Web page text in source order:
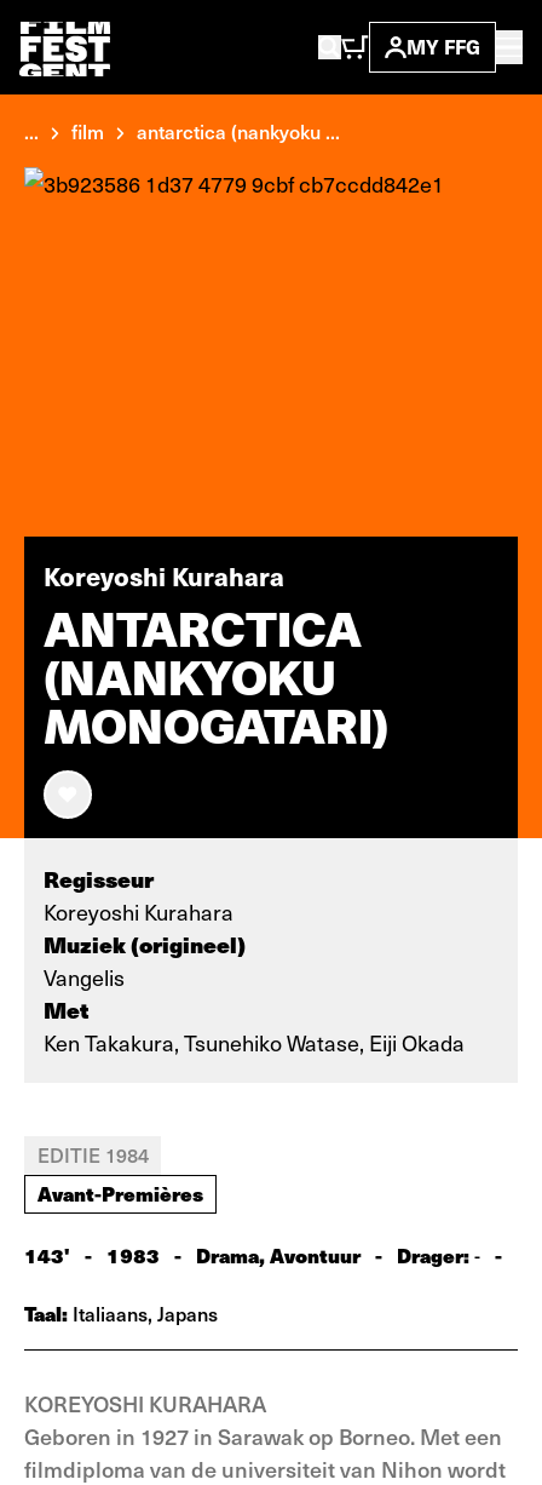
MY FFG
... film antarctica (nankyoku ...
Koreyoshi Kurahara
ANTARCTICA
(NANKYOKU
MONOGATARI)
Regisseur
Koreyoshi Kurahara
Muziek (origineel)
Vangelis
Met
Ken Takakura, Tsunehiko Watase, Eiji Okada
EDITIE 1984
Avant-Premières
143' - 1983 - Drama, Avontuur - Drager:- -
Taal: Italiaans, Japans
KOREYOSHI KURAHARA
Geboren in 1927 in Sarawak op Borneo. Met een
filmdiploma van de universiteit van Nihon wordt